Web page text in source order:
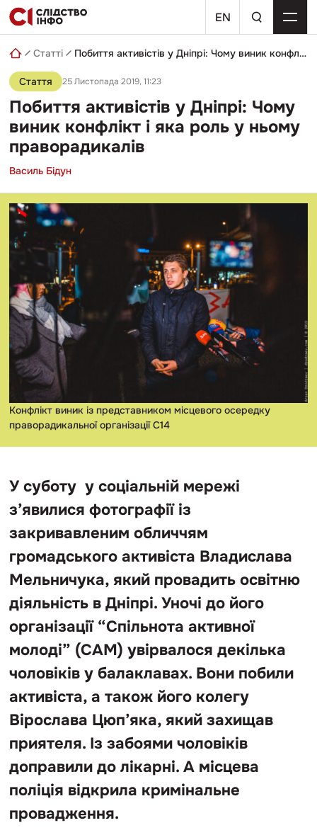
Skip
to
content
EN
пошуковий
запит
Статті Побиття активістів у Дніпрі: Чому виник конфлікт і яка роль у ньому праворадикалів
Стаття 25 Листопада 2019, 11:23
Побиття активістів у Дніпрі: Чому
виник конфлікт і яка роль у ньому
праворадикалів
Василь Бідун
Конфлікт виник із представником місцевого осередку
праворадикальної організації С14
У суботу у соціальній мережі
з’явилися фотографії із
закривавленим обличчям
громадського активіста Владислава
Мельничука, який провадить освітню
діяльність в Дніпрі. Уночі до його
організації “Спільнота активної
молоді” (САМ) увірвалося декілька
чоловіків у балаклавах. Вони побили
активіста, а також його колегу
Вірослава Цюп’яка, який захищав
приятеля. Із забоями чоловіків
доправили до лікарні. А місцева
поліція відкрила кримінальне
провадження.